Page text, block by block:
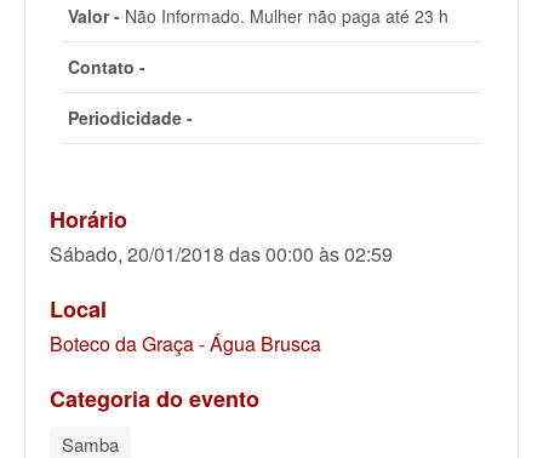
Valor - Não Informado. Mulher não paga até 23 h
Contato -
Periodicidade -
Horário
Sábado, 20/01/2018 das 00:00 às 02:59
Local
Boteco da Graça - Água Brusca
Categoria do evento
Samba